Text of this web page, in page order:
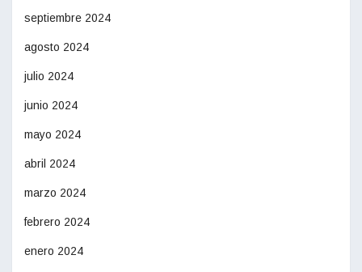
septiembre 2024
agosto 2024
julio 2024
junio 2024
mayo 2024
abril 2024
marzo 2024
febrero 2024
enero 2024